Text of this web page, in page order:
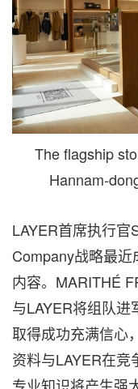
The flagship
Hannam-
LAYER首席执行
Company战略最
内容。MARITHÉ
与LAYER将组队
取得成功充满信心
资料与LAYER在
专业知识将产生强